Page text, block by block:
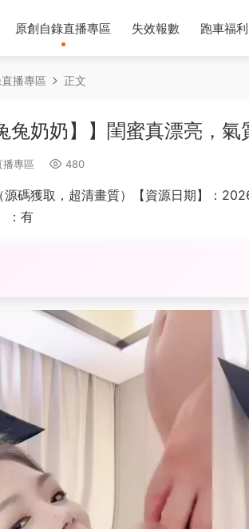
原創自錄直播專區 失效報數 跑車福利
播專區 正文
兔奶奶】】閨蜜真漂亮，氣
播專區 480
源碼獲取，超清畫質）【資源日期】：
：有